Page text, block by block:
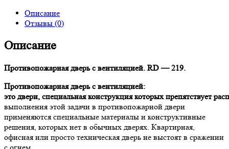
Описание
Отзывы (0)
Описание
Противопожарная дверь с вентиляцией. RD — 219.
Противопожарная дверь с вентиляцией:
это двери, специальная конструкция которых препятствует
выполнения этой задачи в противопожарной двери
применяются специальные материалы и конструктивные
решения, которых нет в обычных дверях. Квартирная,
офисная или просто техническая дверь не выстоят в сражении
с огнем.